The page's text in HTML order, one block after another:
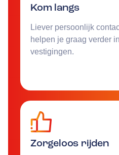
Kom langs
Liever persoonlijk
helpen je graag verder
vestigingen.
Zorgeloos rijden